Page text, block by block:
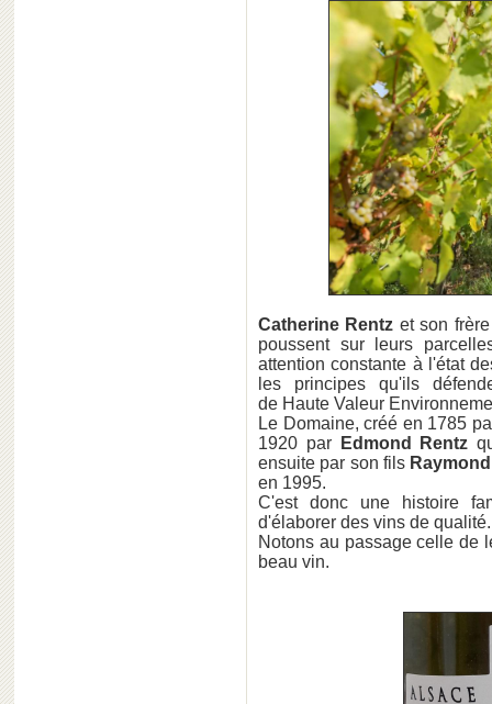
Catherine Rentz et son
poussent sur leurs
attention constante à l'état
les principes qu'ils
de Haute Valeur
Le Domaine, créé en 1785
1920 par
Edmond Rentz
ensuite par son fils Raymond
en 1995.
C'est donc une histoire
d'élaborer des vins de
Notons au passage celle de
beau vin.